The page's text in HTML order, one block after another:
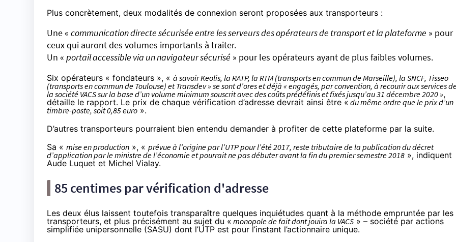
Plus concrètement, deux modalités de connexion seront proposées aux transporteurs :
Une « communication directe sécurisée entre les serveurs des opérateurs de transport et la plateforme » pour
ceux qui auront des volumes importants à traiter.
Un « portail accessible via un navigateur sécurisé » pour les opérateurs ayant de plus faibles volumes.
Six opérateurs « fondateurs », « à savoir Keolis, la RATP, la RTM (transports en commun de Marseille), la SNCF, Tisseo
(transports en commun de Toulouse) et Transdev » se sont d’ores et déjà « engagés, par convention, à recourir aux services
la société VACS sur la base d’un volume minimum souscrit avec des coûts prédéfinis et fixés jusqu’au 31 décembre 2020 »,
détaille le rapport. Le prix de chaque vérification d’adresse devrait ainsi être « du même ordre que le prix d’un
timbre-poste, soit 0,85 euro ».
D’autres transporteurs pourraient bien entendu demander à profiter de cette plateforme par la suite.
Sa « mise en production », « prévue à l’origine par l’UTP pour l’été 2017, reste tributaire de la publication du décret
d’application par le ministre de l’économie et pourrait ne pas débuter avant la fin du premier semestre 2018 », indiquent
Aude Luquet et Michel Vialay.
85 centimes par vérification d'adresse
Les deux élus laissent toutefois transparaître quelques inquiétudes quant à la méthode empruntée par les
transporteurs, et plus précisément au sujet du « monopole de fait dont jouira la VACS » – société par actions
simplifiée unipersonnelle (SASU) dont l’UTP est pour l’instant l’actionnaire unique.